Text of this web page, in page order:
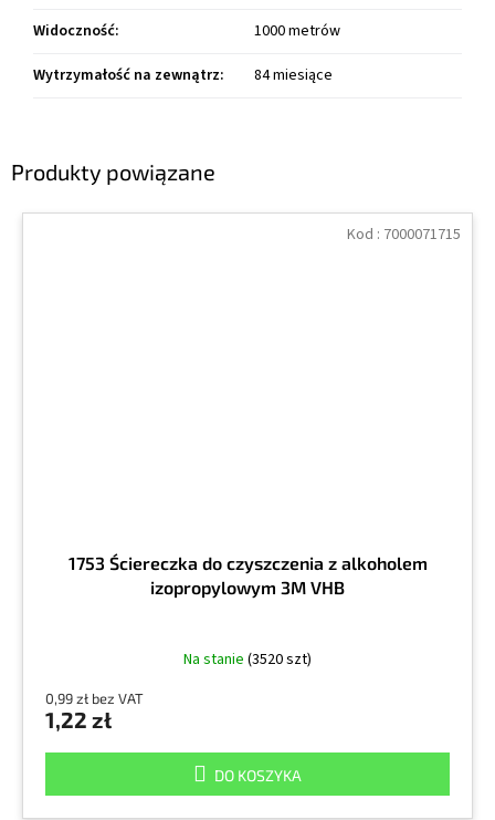
Produkty powiązane
1753 Ściereczka do czyszczenia z alkoholem
izopropylowym 3M VHB
Na stanie (3520 szt)
0,99 zł bez VAT
1,22 zł
DO KOSZYKA
Kod : 7000071715
Widoczność:
1000 metrów
Wytrzymałość na zewnątrz: 84 miesiące